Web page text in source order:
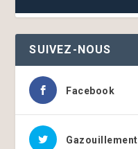
SUIVEZ-NOUS
Facebook
Gazouillement